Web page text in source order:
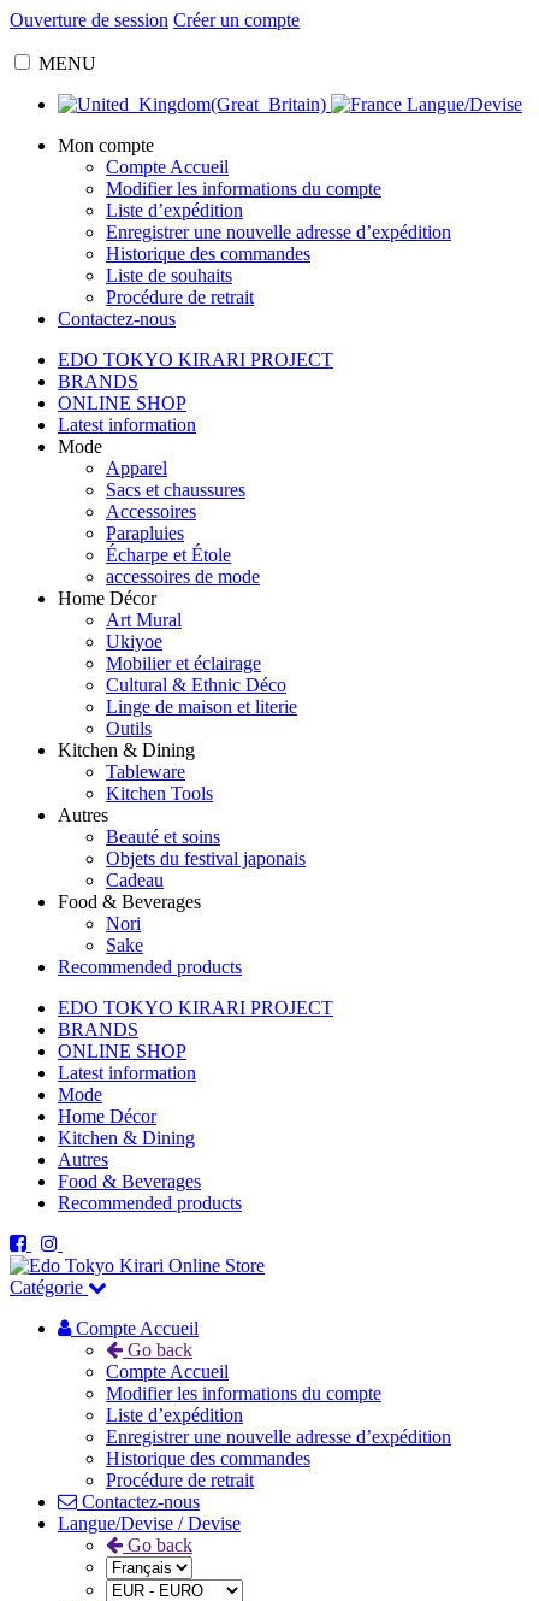
Ouverture de session Créer un compte
MENU
Langue/Devise
Mon compte
Compte Accueil
Modifier les informations du compte
Liste d’expédition
Enregistrer une nouvelle adresse d’expédition
Historique des commandes
Liste de souhaits
Procédure de retrait
Contactez-nous
EDO TOKYO KIRARI PROJECT
BRANDS
ONLINE SHOP
Latest information
Mode
Apparel
Sacs et chaussures
Accessoires
Parapluies
Écharpe et Étole
accessoires de mode
Home Décor
Art Mural
Ukiyoe
Mobilier et éclairage
Cultural & Ethnic Déco
Linge de maison et literie
Outils
Kitchen & Dining
Tableware
Kitchen Tools
Autres
Beauté et soins
Objets du festival japonais
Cadeau
Food & Beverages
Nori
Sake
Recommended products
EDO TOKYO KIRARI PROJECT
BRANDS
ONLINE SHOP
Latest information
Mode
Home Décor
Kitchen & Dining
Autres
Food & Beverages
Recommended products
Catégorie
Compte Accueil
Go back
Compte Accueil
Modifier les informations du compte
Liste d’expédition
Enregistrer une nouvelle adresse d’expédition
Historique des commandes
Procédure de retrait
Contactez-nous
Langue/Devise / Devise
Go back